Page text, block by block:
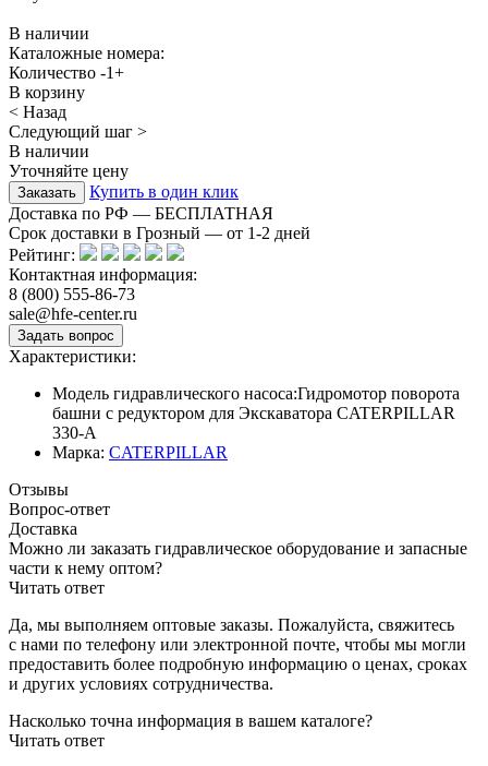
В наличии
Каталожные номера:
Количество -1+
В корзину
< Назад
Следующий шаг >
В наличии
Уточняйте цену
Купить в один клик
Доставка по РФ — БЕСПЛАТНАЯ
Срок доставки в Грозный — от 1-2 дней
Рейтинг:
Контактная информация:
8 (800) 555-86-73
sale@hfe-center.ru
Характеристики:
Модель гидравлического насоса:Гидромотор поворота
башни с редуктором для Экскаватора CATERPILLAR
330-A
Марка: CATERPILLAR
Отзывы
Вопрос-ответ
Доставка
Можно ли заказать гидравлическое оборудование и запасные
части к нему оптом?
Читать ответ
Да, мы выполняем оптовые заказы. Пожалуйста, свяжитесь
с нами по телефону или электронной почте, чтобы мы могли
предоставить более подробную информацию о ценах, сроках
и других условиях сотрудничества.
Насколько точна информация в вашем каталоге?
Читать ответ